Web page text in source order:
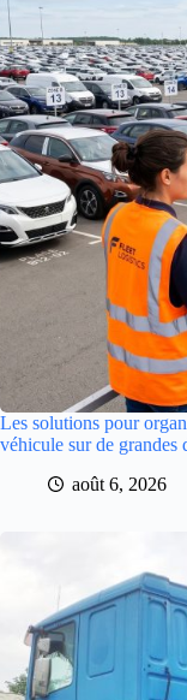
Les solutions pour
véhicule sur de grandes
août 6, 2026